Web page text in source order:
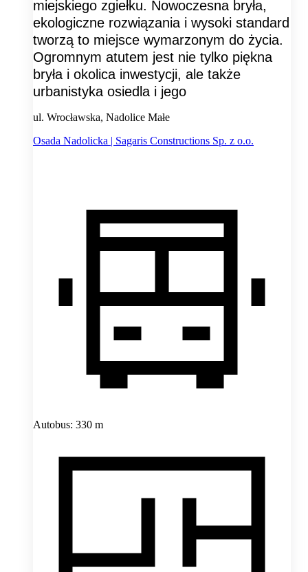
miejskiego zgiełku. Nowoczesna bryła,
ekologiczne rozwiązania i wysoki standard
tworzą to miejsce wymarzonym do życia.
Ogromnym atutem jest nie tylko piękna
bryła i okolica inwestycji, ale także
urbanistyka osiedla i jego
ul. Wrocławska, Nadolice Małe
Osada Nadolicka | Sagaris Constructions Sp. z o.o.
Autobus: 330 m